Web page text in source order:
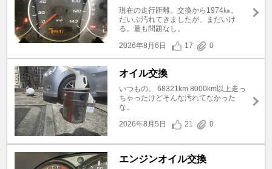
現在の走行距離。交換から1974㎞。
だいぶ汚れてきましたが、まだいけ
る。量も問題なし。
2026年8月6日
17 0
オイル交換
いつもの。 68321km 8000km以上走っ
ちゃったけどそんな汚れてなかった
な。
2026年8月5日
21 0
エンジンオイル交換